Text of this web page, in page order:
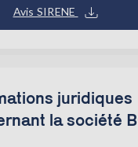
Avis SIRENE
juridiques
la société